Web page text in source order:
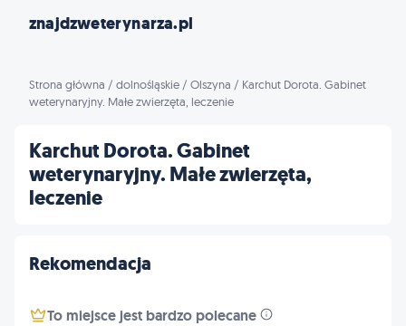
znajdzweterynarza.pl
Strona główna / dolnośląskie / Olszyna / Karchut Dorota. Gabinet
weterynaryjny. Małe zwierzęta, leczenie
Karchut Dorota. Gabinet
weterynaryjny. Małe zwierzęta,
leczenie
Rekomendacja
To miejsce jest bardzo polecane